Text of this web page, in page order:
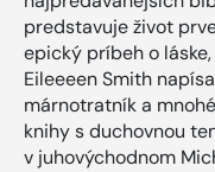
predstavuje život
epický príbeh o
Eileeeen Smith
márnotratník a
knihy s duchovnou
v juhovýchodnom